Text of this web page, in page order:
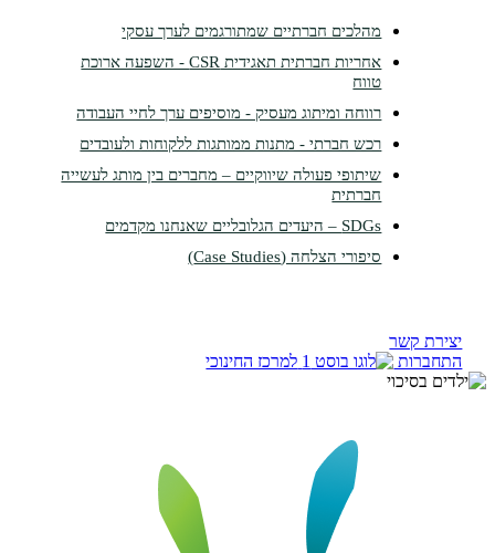
מהלכים חברתיים שמתורגמים לערך עסקי
אחריות חברתית תאגידית CSR - השפעה ארוכת
רווחה ומיתוג מעסיק - מוסיפים ערך לחיי העבודה
רכש חברתי - מתנות ממותגות ללקוחות ולעובדים
שיתופי פעולה שיווקיים – מחברים בין מותג לעשייה
סיפורי הצלחה (Case Studies)
למרכז החינוכי